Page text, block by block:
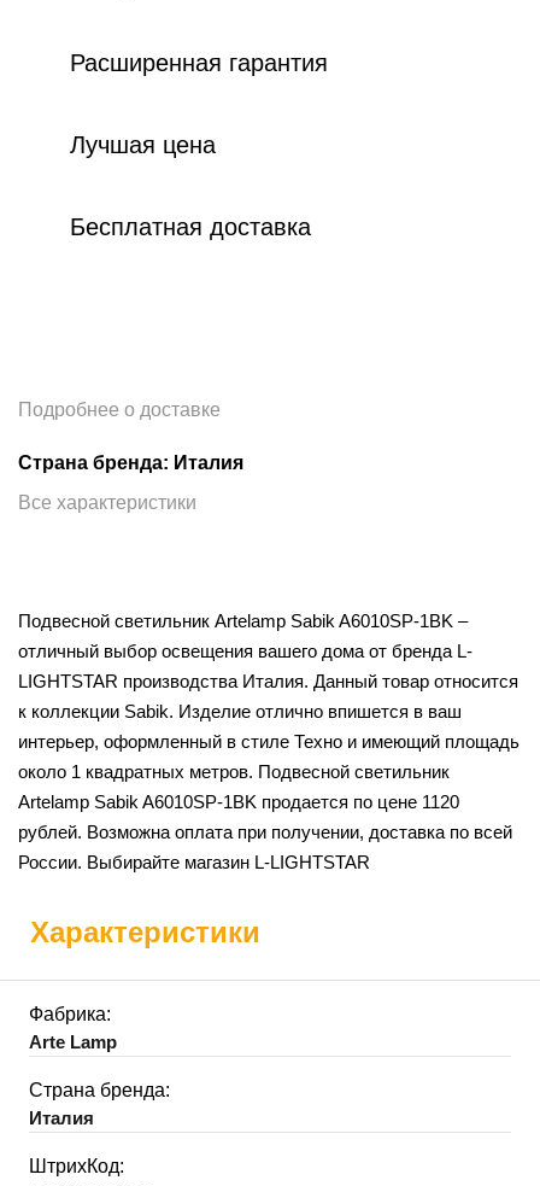
Расширенная гарантия
Лучшая цена
Бесплатная доставка
Подробнее о доставке
Страна бренда: Италия
Все характеристики
Подвесной светильник Artelamp Sabik A6010SP-1BK –
отличный выбор освещения вашего дома от бренда L-
LIGHTSTAR производства Италия. Данный товар относится
к коллекции Sabik. Изделие отлично впишется в ваш
интерьер, оформленный в стиле Техно и имеющий площадь
около 1 квадратных метров. Подвесной светильник
Artelamp Sabik A6010SP-1BK продается по цене 1120
рублей. Возможна оплата при получении, доставка по всей
России. Выбирайте магазин L-LIGHTSTAR
Характеристики
Фабрика:
Arte Lamp
Страна бренда:
Италия
ШтрихКод: